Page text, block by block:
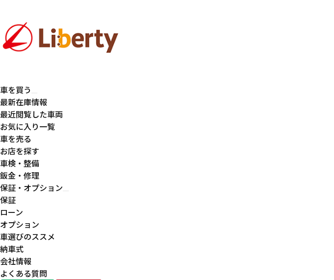
車を買う
最新在庫情報
最近閲覧した車両
お気に入り一覧
車を売る
お店を探す
車検・整備
鈑金・修理
保証・オプション
保証
ローン
オプション
車選びのススメ
納車式
会社情報
よくある質問